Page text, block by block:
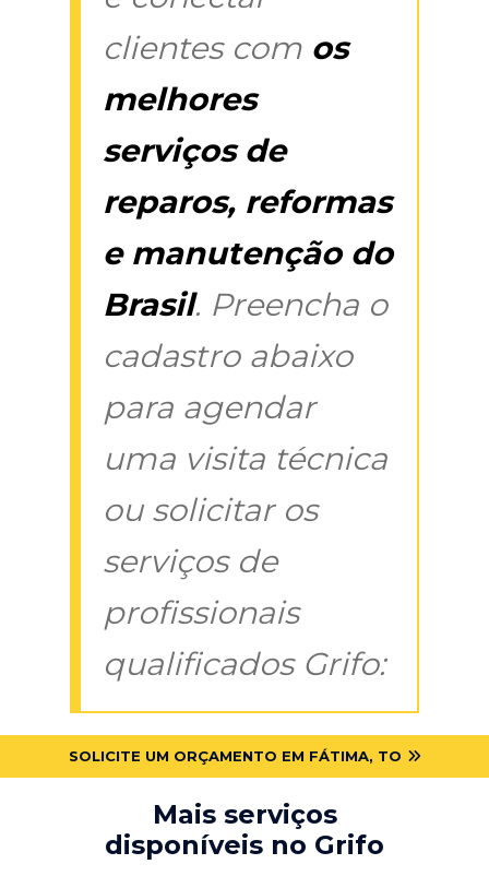
clientes com os
melhores
serviços de
reparos, reformas
e manutenção do
Brasil. Preencha o
cadastro abaixo
para agendar
uma visita técnica
ou solicitar os
serviços de
profissionais
qualificados Grifo:
SOLICITE UM ORÇAMENTO EM FÁTIMA, TO
Mais serviços
disponíveis no Grifo